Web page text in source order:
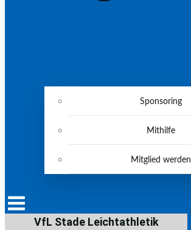
Sponsoring
Mithilfe
Mitglied werden
VfL Stade Leichtathletik